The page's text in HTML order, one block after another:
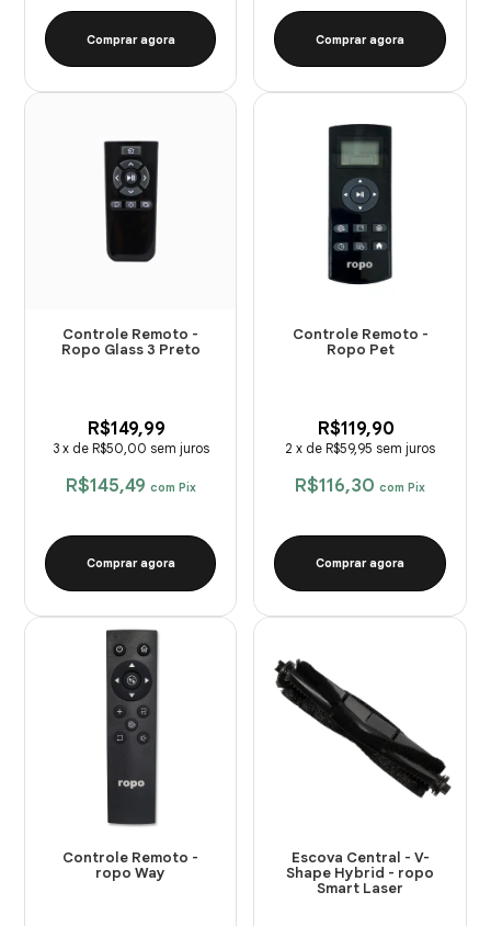
Comprar agora Comprar agora
Controle Remoto -
Ropo Glass 3 Preto
R$149,99
R$145,49 com Pix
3 x de R$50,00 sem juros
Comprar agora
Controle Remoto -
Ropo Pet
R$119,90
R$116,30com Pix
2 x de R$59,95 sem juros
Comprar agora
Controle Remoto -
ropo Way
Escova Central - V-
Shape Hybrid - ropo
Smart Laser